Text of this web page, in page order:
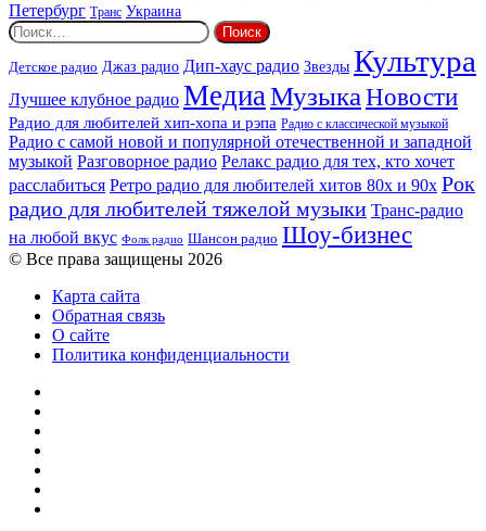
Петербург Транс Украина
Найти:
Детское радио Джаз радио Дип-хаус радио Звезды Культура
Лучшее клубное радио МедиаМузыкаНовости
Радио для любителей хип-хопа и рэпа Радио с классической музыкой
Радио с самой новой и популярной отечественной и западной
музыкой Разговорное радио Релакс радио для тех, кто хочет
расслабиться Ретро радио для любителей хитов 80х и 90х Рок
радио для любителей тяжелой музыки Транс-радио
на любой вкус Фолк радио Шансон радио Шоу-бизнес
© Все права защищены 2026
Карта сайта
Обратная связь
О сайте
Политика конфиденциальности